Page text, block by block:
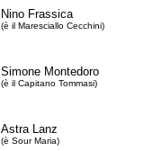
Nino Frassica
(è il Maresciallo Cecchini)
Simone Montedoro
(è il Capitano Tommasi)
Astra Lanz
(è Sour Maria)